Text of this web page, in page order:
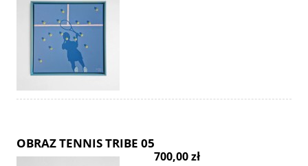
OBRAZ TENNIS TRIBE 05
700,00 zł